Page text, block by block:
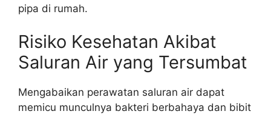
pipa di rumah.
Risiko Kesehatan Akibat
Saluran Air yang Tersumbat
Mengabaikan perawatan saluran air dapat
memicu munculnya bakteri berbahaya dan bibit